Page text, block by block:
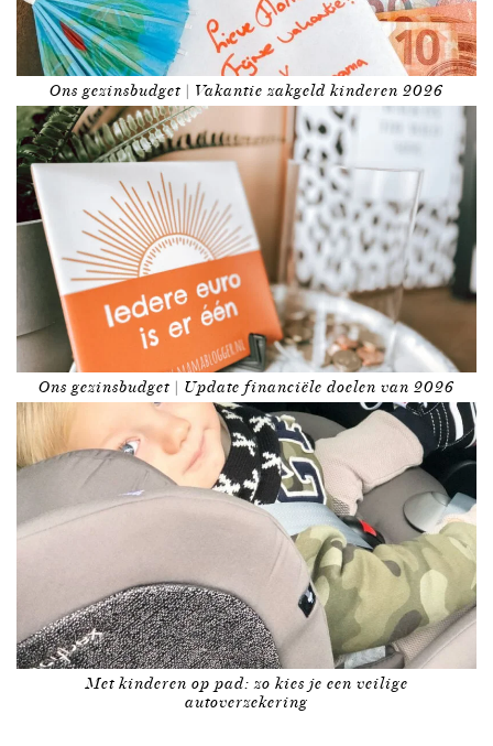
Ons gezinsbudget | Vakantie zakgeld kinderen 2026
Ons gezinsbudget | Update financiële doelen van 2026
Met kinderen op pad: zo kies je een veilige
autoverzekering